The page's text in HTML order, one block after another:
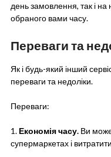
день замовлення, так і
обраного вами часу.
Переваги та
Як і будь-який інший
переваги та недоліки.
Переваги:
1. Економія часу.Ви
супермаркетах і